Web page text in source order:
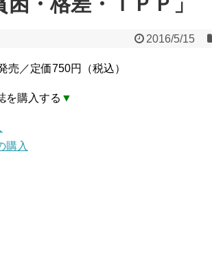
2016/5/15
売／定価750円（税込）
を購入する ▼
購入